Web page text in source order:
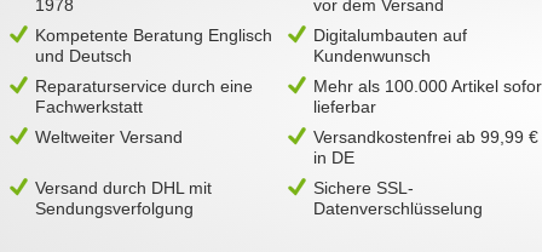
1978
vor dem Versand
Kompetente Beratung Englisch
und Deutsch
Digitalumbauten auf
Kundenwunsch
Reparaturservice durch eine
Fachwerkstatt
Mehr als 100.000 Artikel
lieferbar
Weltweiter Versand
Versandkostenfrei ab 99,99 €
in DE
Versand durch DHL mit
Sendungsverfolgung
Sichere SSL-
Datenverschlüsselung